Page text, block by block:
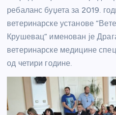
ребаланс буџета за 2019.
ветеринарске установе
Крушевац” именован је
ветеринарске медицине
од четири године.